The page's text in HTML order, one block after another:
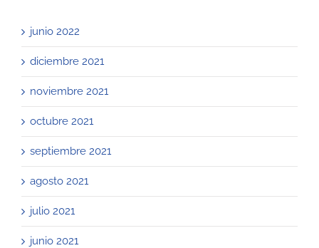
junio 2022
diciembre 2021
noviembre 2021
octubre 2021
septiembre 2021
agosto 2021
julio 2021
junio 2021